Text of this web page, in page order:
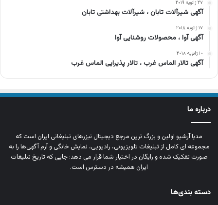
۲۷ ژانویه ۲۰۱۹
آگهی شیرآلات تابان ، شیرآلات بهداشتی تابان
۱۷ ژانویه ۲۰۱۸
آگهی آوا ، محصولات روشنایی آوا
۱۰ ژانویه ۲۰۱۸
آگهی تالار الماس غرب ، تالار پذیرایی الماس غرب
درباره ما
مدیا آرشیو اولین و بزرگ‌ ترین مرجع دیجیتال تیزرهای تبلیغاتی ایران است که
مجموعه‌ ای کامل از تبلیغات تلویزیونی، رادیویی، نمایش خانگی و آرم‌ آگهی‌ها را به‌
صورت تفکیک‌ شده و رایگان در اختیار شما قرار می‌ دهد؛ جایی که تاریخ تبلیغات
ایران همیشه در دسترس است.
دسته بندی‌ها